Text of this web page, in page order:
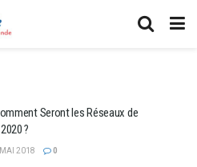
Seront les Réseaux de
?
2018 0